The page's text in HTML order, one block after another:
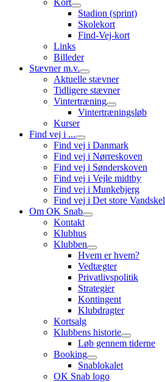
Kort
Stadion (sprint)
Skolekort
Find-Vej-kort
Links
Billeder
Stævner m.v.
Aktuelle stævner
Tidligere stævner
Vintertræning
Vintertræningsløb
Kurser
Find vej i ...
Find vej i Danmark
Find vej i Nørreskoven
Find vej i Sønderskoven
Find vej i Vejle midtby
Find vej i Munkebjerg
Find vej i Det store Vandskel
Om OK Snab
Kontakt
Klubhus
Klubben
Hvem er hvem?
Vedtægter
Privatlivspolitik
Strategier
Kontingent
Klubdragter
Kortsalg
Klubbens historie
Løb gennem tiderne
Booking
Snablokalet
OK Snab logo